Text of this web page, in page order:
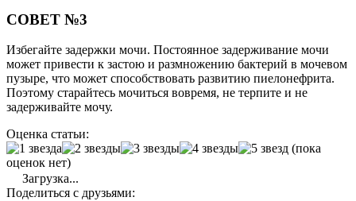
СОВЕТ №3
Избегайте задержки мочи. Постоянное задерживание мочи
может привести к застою и размножению бактерий в мочевом
пузыре, что может способствовать развитию пиелонефрита.
Поэтому старайтесь мочиться вовремя, не терпите и не
задерживайте мочу.
Оценка статьи:
(пока
оценок нет)
Загрузка...
Поделиться с друзьями: